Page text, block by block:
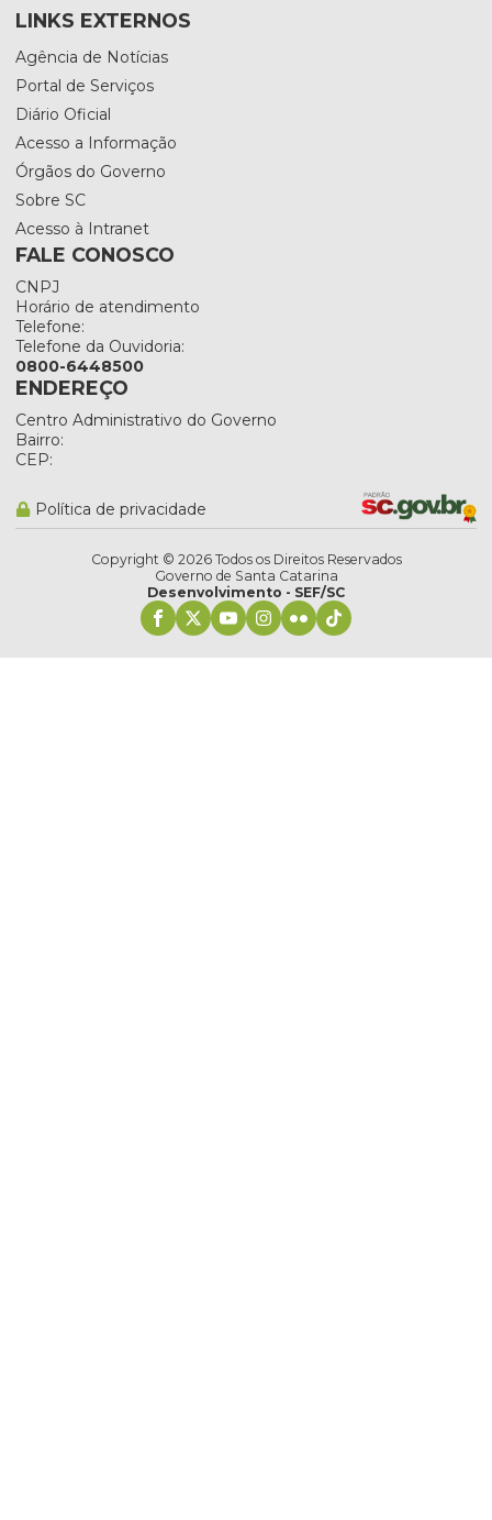
LINKS EXTERNOS
Agência de Notícias
Portal de Serviços
Diário Oficial
Acesso a Informação
Órgãos do Governo
Sobre SC
Acesso à Intranet
FALE CONOSCO
CNPJ
Horário de atendimento
Telefone:
Telefone da Ouvidoria:
0800-6448500
ENDEREÇO
Centro Administrativo do Governo
Bairro:
CEP:
Política de privacidade
Copyright © 2026 Todos os Direitos Reservados
Governo de Santa Catarina
Desenvolvimento - SEF/SC